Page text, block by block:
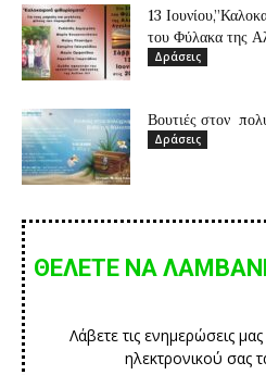
13
του Φύλακα της
Δράσεις
Βουτιές στον
Δράσεις
ΘΕΛΕΤΕ ΝΑ
Λάβετε τις ενημερώσεις
ηλεκτρονικού σας